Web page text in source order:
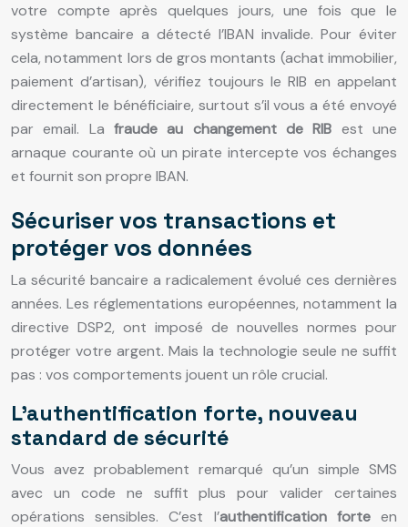
votre compte après quelques jours, une fois que le
système bancaire a détecté l’IBAN invalide. Pour éviter
cela, notamment lors de gros montants (achat immobilier,
paiement d’artisan), vérifiez toujours le RIB en appelant
directement le bénéficiaire, surtout s’il vous a été envoyé
par email. La fraude au changement de RIB est une
arnaque courante où un pirate intercepte vos échanges
et fournit son propre IBAN.
Sécuriser vos transactions et
protéger vos données
La sécurité bancaire a radicalement évolué ces dernières
années. Les réglementations européennes, notamment la
directive DSP2, ont imposé de nouvelles normes pour
protéger votre argent. Mais la technologie seule ne suffit
pas : vos comportements jouent un rôle crucial.
L’authentification forte, nouveau
standard de sécurité
Vous avez probablement remarqué qu’un simple SMS
avec un code ne suffit plus pour valider certaines
opérations sensibles. C’est l’authentification forteen